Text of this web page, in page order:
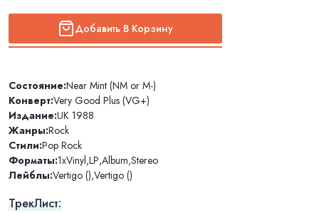
Добавить В Корзину
Состояние:Near Mint (NM or M-)
Конверт:Very Good Plus (VG+)
Издание:UK 1988
Жанры:Rock
Стили:Pop Rock
Форматы:1xVinyl,LP,Album,Stereo
Лейблы:Vertigo (),Vertigo ()
ТрекЛист: